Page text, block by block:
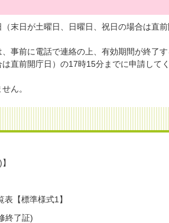
末日が土曜日、日曜日、祝日の場合は直
事前に電話で連絡の上、有効期間が終了
直前開庁日）の17時15分までに申請して
ん。
【標準様式1】
終了証)